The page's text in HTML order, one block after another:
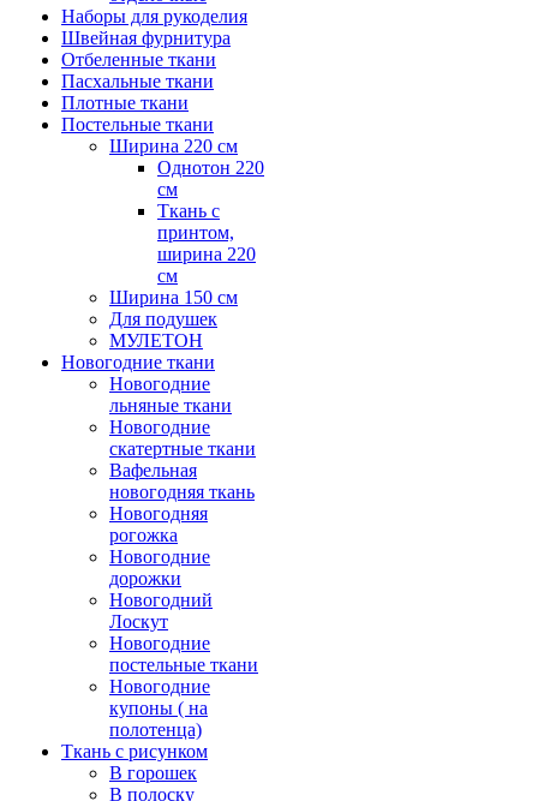
Наборы для рукоделия
Швейная фурнитура
Отбеленные ткани
Пасхальные ткани
Плотные ткани
Постельные ткани
Ширина 220 см
Однотон 220
см
Ткань с
принтом,
ширина 220
см
Ширина 150 см
Для подушек
МУЛЕТОН
Новогодние ткани
Новогодние
льняные ткани
Новогодние
скатертные ткани
Вафельная
новогодняя ткань
Новогодняя
рогожка
Новогодние
дорожки
Новогодний
Лоскут
Новогодние
постельные ткани
Новогодние
купоны ( на
полотенца)
Ткань с рисунком
В горошек
В полоску